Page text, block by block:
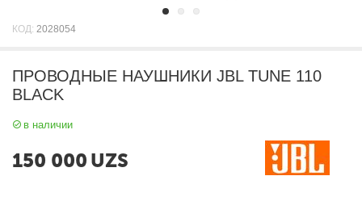
КОД: 2028054
ПРОВОДНЫЕ НАУШНИКИ JBL TUNE 110
BLACK
в наличии
150 000 UZS